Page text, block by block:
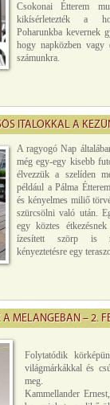
Csokonai Étterem
kikísérletezték a
Poharunkba kevernek
hogy napközben vagy
számunkra.
ITALOKKAL A
A ragyogó Nap
még egy-egy kisebb
élvezzük a szelíden
például a Pálma
és kényelmes miliő
szürcsölni való után.
egy köztes
ízesített szörp is
kényeztetésre egy
MELANGEBAN – 2.
Folytatódik
világmárkákkal és
meg.
Kammellander